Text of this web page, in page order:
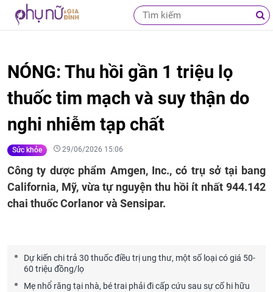
NÓNG: Thu hồi gần 1 triệu lọ
thuốc tim mạch và suy thận do
nghi nhiễm tạp chất
Sức khỏe 29/06/2026 15:06
Công ty dược phẩm Amgen, Inc., có trụ sở tại bang
California, Mỹ, vừa tự nguyện thu hồi ít nhất 944.142
chai thuốc Corlanor và Sensipar.
Dự kiến chi trả 30 thuốc điều trị ung thư, một số loại có giá 50-
60 triệu đồng/lọ
Mẹ nhổ răng tại nhà, bé trai phải đi cấp cứu sau sự cố hi hữu